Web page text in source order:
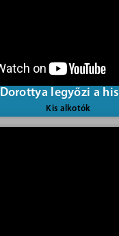
Dorottya legyőzi a
Kis alkotók